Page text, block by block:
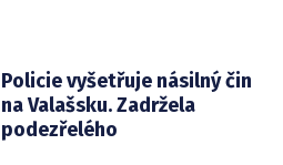
Policie vyšetřuje násilný čin
na Valašsku. Zadržela
podezřelého